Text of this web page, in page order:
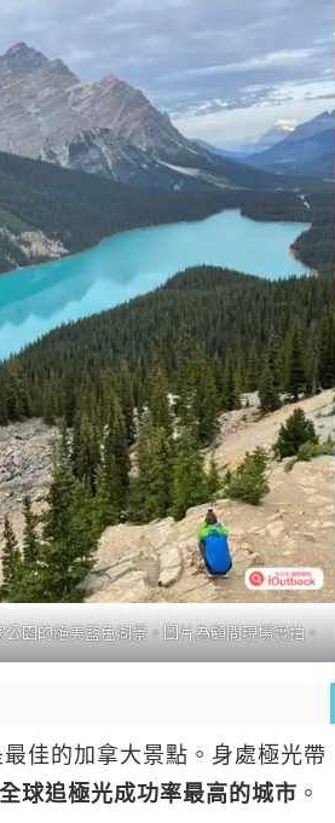
園的絕美藍色湖景。圖片為顧問現場實拍。
佳的加拿大景點。身處極光帶
全球追極光成功率最高的城市 。